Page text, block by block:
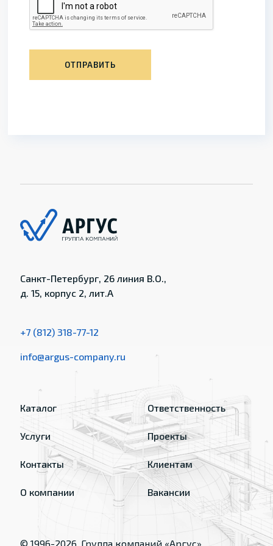
ОТПРАВИТЬ
Санкт-Петербург, 26 линия В.О.,
д. 15, корпус 2, лит.А
+7 (812) 318-77-12
info@argus-company.ru
Каталог
Услуги
Контакты
О компании
Ответственность
Проекты
Клиентам
Вакансии
© 1996-2026 , Группа компаний «Аргус»